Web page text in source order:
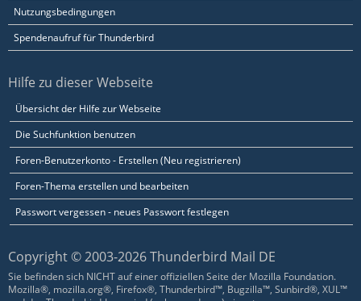
Nutzungsbedingungen
Spendenaufruf für Thunderbird
Hilfe zu dieser Webseite
Übersicht der Hilfe zur Webseite
Die Suchfunktion benutzen
Foren-Benutzerkonto - Erstellen (Neu registrieren)
Foren-Thema erstellen und bearbeiten
Passwort vergessen - neues Passwort festlegen
Copyright © 2003-2026 Thunderbird Mail DE
Sie befinden sich NICHT auf einer offiziellen Seite der Mozilla Foundation.
Mozilla®, mozilla.org®, Firefox®, Thunderbird™, Bugzilla™, Sunbird®, XUL™